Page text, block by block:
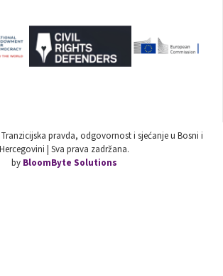
pravda, odgovornost i sjećanje u Bosni i
Hercegovini | Sva prava zadržana.
by BloomByte Solutions